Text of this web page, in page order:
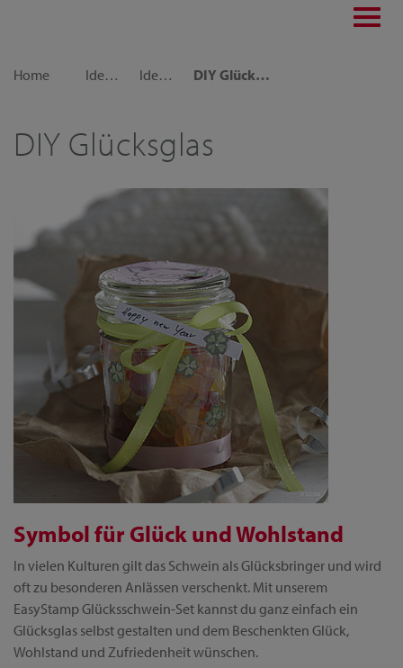
Home
Idee decorative Idee regalo DIY Glücksglas
DIY Glücksglas
Symbol für Glück und Wohlstand
In vielen Kulturen gilt das Schwein als Glücksbringer und wird
oft zu besonderen Anlässen verschenkt. Mit unserem
EasyStamp Glücksschwein-Set kannst du ganz einfach ein
Glücksglas selbst gestalten und dem Beschenkten Glück,
Wohlstand und Zufriedenheit wünschen.